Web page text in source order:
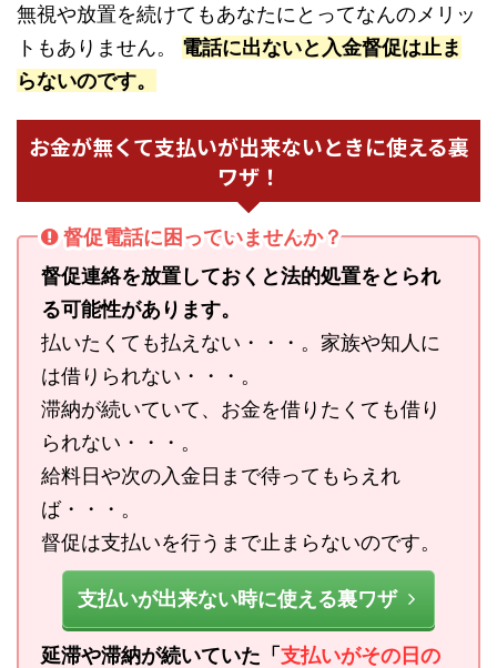
無視や放置を続けてもあなたにとってなんのメリッ
トもありません。 電話に出ないと入金督促は止ま
らないのです。
お金が無くて支払いが出来ないときに使える裏
ワザ！
督促電話に困っていませんか？
督促連絡を放置しておくと法的処置をとられ
る可能性があります。
払いたくても払えない・・・。家族や知人に
は借りられない・・・。
滞納が続いていて、お金を借りたくても借り
られない・・・。
給料日や次の入金日まで待ってもらえれ
ば・・・。
督促は支払いを行うまで止まらないのです。
支払いが出来ない時に使える裏ワザ
延滞や滞納が続いていた「 支払いがその日の